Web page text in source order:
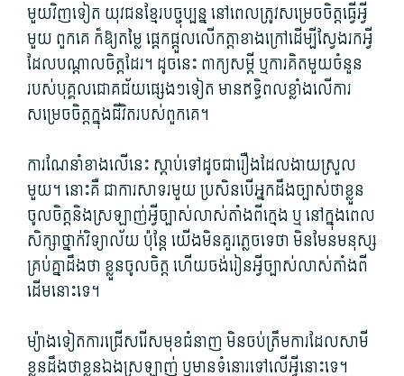
មួយវិញទៀត យុវជន​ខ្មែរ​បច្ចុប្បន្ន នៅ​ពេល​ត្រូវ​សម្រេចចិត្ត​ធ្វើអ្វី​
មួយ ពួក​គេ ក៏​ឱ្យ​តម្លៃ ផ្ដេក​​​ផ្ដួល​លើក​ត្តា​ខាងក្រៅ​ដើម្បី​ស្វែងរក​អ្វី​
ដែល​បណ្ដាល​ចិត្ត​ដែរ។ ដូចនេះ ពាក្យ​សម្តី ឬការ​គិត​មួយ​ចំនួន​
របស់​បុគ្គល​ជោគ​ជ័យ​ផ្សេង​ៗ​ទៀត មាន​ឥទ្ធិពល​ខ្លាំង​លើ​ការ
សម្រេច​ចិត្ត​ក្នុង​ជីវិត​របស់​ពួក​គេ។
ការណែនាំ​ខាងលើ​នេះ ស្តាប់​ទៅ​ដូចជា​រឿង​ដែល​ងាយស្រួល​
មួយ។ នោះ​គឺ ជា​ការ​សាទរ​មួយ ប្រសិនបើ​អ្នកដឹង​ច្បាស់​ថា​ខ្លួន
ចូលចិត្ត​និង​ស្រឡាញ់​អ្វី​ច្បាស់លាស់​តាំងពី​ក្មេង ឬ នៅ​ក្នុង​ពេល​
សិក្សា​ថ្នាក់​វិទ្យាល័យ ប៉ុន្តែ យើង​មិន​គួរ​ភ្លេច​ទេ​ថា មិនមែន​មនុស្ស​
គ្រប់គ្នា​ដឹង​ថា ខ្លួន​ចូលចិត្ត ហើយ​ចង់​រៀន​អ្វី​ច្បាស់លាស់​តាំងពី​
ដើម​នោះ​ទេ។
ម្យ៉ាងទៀត​ការ​ជ្រើសរើស​មុខជំនាញ មិន​ចប់​ត្រឹម​ការដែល​សាមី
ខ្លួន​ដឹង​ថា​ខ្លួនឯង​ស្រឡាញ់ ឬ​មាន​ទំនោរ​ទៅលើ​អ្វី​នោះ​ទេ។